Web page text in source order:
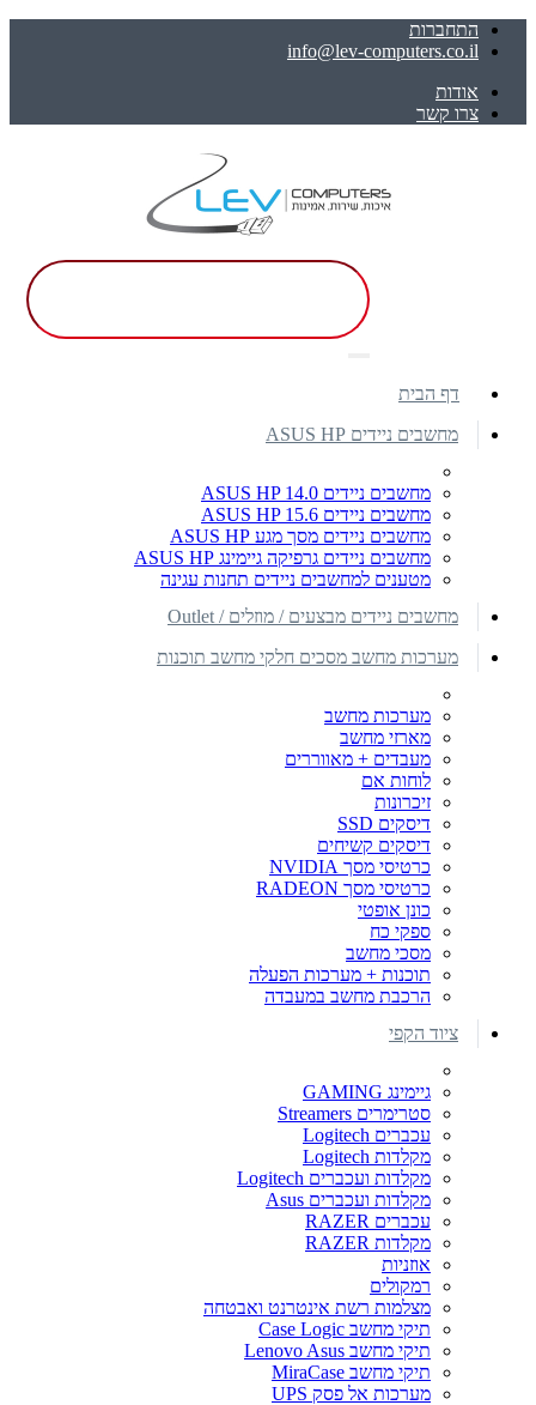
התחברות
info@lev-computers.co.il
אודות
צרו קשר
דף הבית
מחשבים ניידים ASUS HP
מחשבים ניידים ASUS HP 14.0
מחשבים ניידים ASUS HP 15.6
מחשבים ניידים מסך מגע ASUS HP
מחשבים ניידים גרפיקה גיימינג ASUS HP
מטענים למחשבים ניידים תחנות עגינה
מחשבים ניידים מבצעים / מוזלים / Outlet
מערכות מחשב מסכים חלקי מחשב תוכנות
מערכות מחשב
מארזי מחשב
מעבדים + מאווררים
לוחות אם
זיכרונות
דיסקים SSD
דיסקים קשיחים
כרטיסי מסך NVIDIA
כרטיסי מסך RADEON
כונן אופטי
ספקי כח
מסכי מחשב
תוכנות + מערכות הפעלה
הרכבת מחשב במעבדה
ציוד הקפי
גיימינג GAMING
סטרימרים Streamers
עכברים Logitech
מקלדות Logitech
מקלדות ועכברים Logitech
מקלדות ועכברים Asus
עכברים RAZER
מקלדות RAZER
אוזניות
רמקולים
מצלמות רשת אינטרנט ואבטחה
תיקי מחשב Case Logic
תיקי מחשב Lenovo Asus
תיקי מחשב MiraCase
מערכות אל פסק UPS